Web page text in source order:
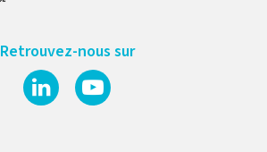
Retrouvez-nous sur